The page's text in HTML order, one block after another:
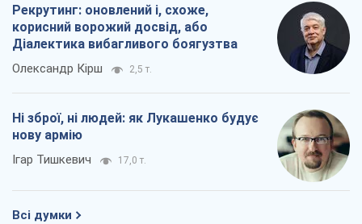
Рекрутинг: оновлений і, схоже,
корисний ворожий досвід, або
Діалектика вибагливого боягузтва
Олександр Кірш 2,5 т.
Ні зброї, ні людей: як Лукашенко будує
нову армію
Ігар Тишкевич 17,0 т.
Всі думки